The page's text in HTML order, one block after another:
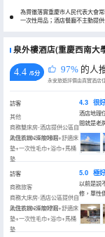
為貫徹落實重慶市人民代表大會
一次性用品；酒店餐廳不主動提
泉外樓酒店(重慶西南大
4.4 /5分 97% 的人
訪客
其他
商務雙床房-酒店提供公區自
助洗衣機+深度睡眠+舒適床
墊+一次性毛巾+浴巾+馬桶
墊
入住於2026年06月
4.3 很好
酒店地理
間就是老
訪客
商務旅客
商務大床房-酒店公區提供自
助洗衣機+深度睡眠+舒適床
墊+一次性毛巾+浴巾+馬桶
墊
入住於2026年07月
5.0 極好
以前是説
修，單性